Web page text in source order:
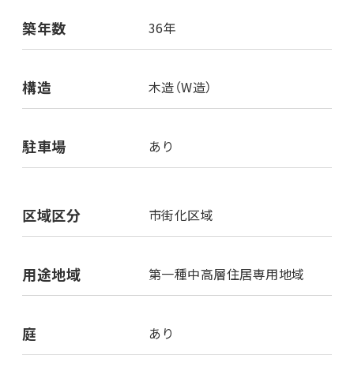
築年数 36年
構造 木造（W造）
駐車場 あり
区域区分 市街化区域
用途地域 第一種中高層住居専用地域
庭 あり